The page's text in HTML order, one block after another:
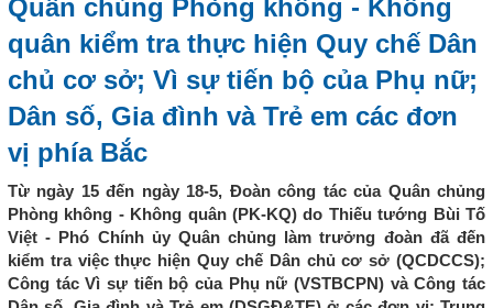
Quân chủng Phòng không - Không
quân kiểm tra thực hiện Quy chế Dân
chủ cơ sở; Vì sự tiến bộ của Phụ nữ;
Dân số, Gia đình và Trẻ em các đơn
vị phía Bắc
Từ ngày 15 đến ngày 18-5, Đoàn công tác của Quân chủng
Phòng không - Không quân (PK-KQ) do Thiếu tướng Bùi Tố
Việt - Phó Chính ủy Quân chủng làm trưởng đoàn đã đến
kiểm tra việc thực hiện Quy chế Dân chủ cơ sở (QCDCCS);
Công tác Vì sự tiến bộ của Phụ nữ (VSTBCPN) và Công tác